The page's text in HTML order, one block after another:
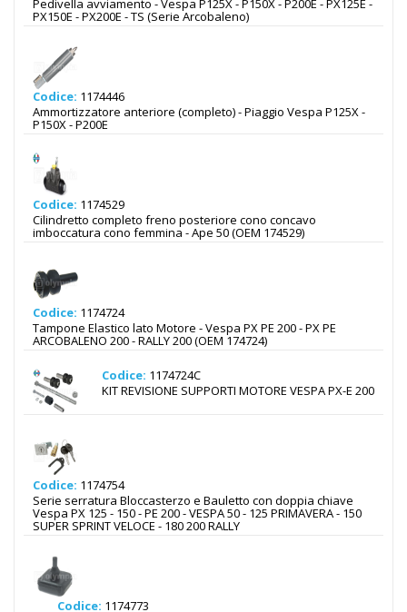
Pedivella avviamento - Vespa P125X - P150X - P200E - PX125E -
PX150E - PX200E - TS (Serie Arcobaleno)
Codice: 1174446
Ammortizzatore anteriore (completo) - Piaggio Vespa P125X -
P150X - P200E
Codice: 1174529
Cilindretto completo freno posteriore cono concavo
imboccatura cono femmina - Ape 50 (OEM 174529)
Codice: 1174724
Tampone Elastico lato Motore - Vespa PX PE 200 - PX PE
ARCOBALENO 200 - RALLY 200 (OEM 174724)
Codice: 1174724C
KIT REVISIONE SUPPORTI MOTORE VESPA PX-E 200
Codice: 1174754
Serie serratura Bloccasterzo e Bauletto con doppia chiave
Vespa PX 125 - 150 - PE 200 - VESPA 50 - 125 PRIMAVERA - 150
SUPER SPRINT VELOCE - 180 200 RALLY
Codice: 1174773